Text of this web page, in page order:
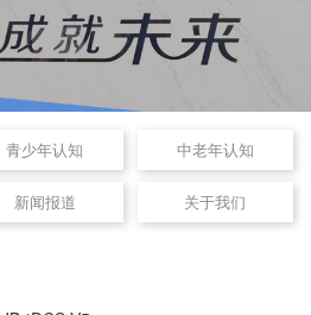
青少年认知 中老年认知
新闻报道 关于我们